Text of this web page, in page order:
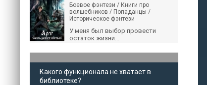
Боевое фэнтези / Книги про
волшебников / Попаданцы /
Историческое фэнтези
У меня был выбор провести
остаток жизни...
Какого функционала не хватает в
библиотеке?